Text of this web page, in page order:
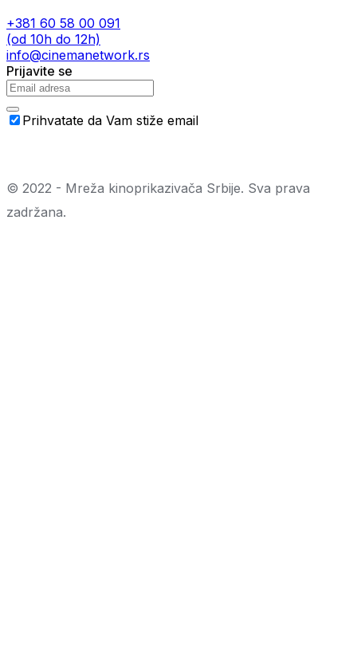
+381 60 58 00 091
(od 10h do 12h)
info@cinemanetwork.rs
Prijavite se
Prihvatate da Vam stiže email
© 2022 - Mreža kinoprikazivača Srbije. Sva prava
zadržana.